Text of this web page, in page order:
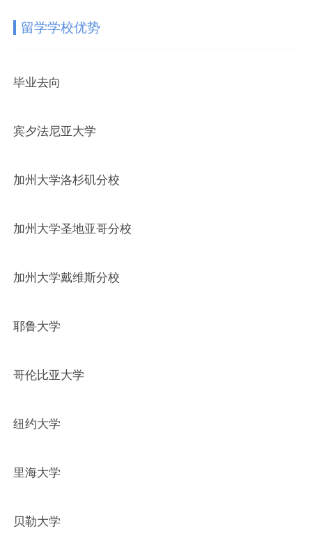
留学学校优势
毕业去向
宾夕法尼亚大学
加州大学洛杉矶分校
加州大学圣地亚哥分校
加州大学戴维斯分校
耶鲁大学
哥伦比亚大学
纽约大学
里海大学
贝勒大学